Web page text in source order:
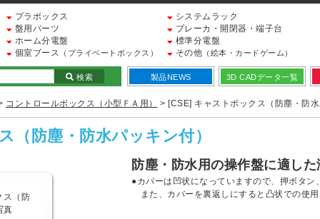
プラボックス
システムラック
盤用パーツ
ブレーカ・開閉器・端子台
ホーム分電盤
標準分電盤
個室ブース
（プライベートボックス） その他 （絵本・カードゲーム）
検索 製品NEWS 3D CADデータ一覧
コントロールボックス（小型ＦＡ用） > [CSE] キャストボックス（防塵・防
（防塵・防水パッキン付）
防塵・防水用の操作盤に適し
●カバーは凹状になっていますので、押ボタ
また、カバーを裏返しにすると凸状での使